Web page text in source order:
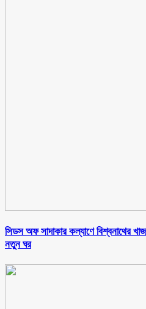
সিডস অফ সাদাকার কল্যাণে বিশ্বনাথের
নতুন ঘর